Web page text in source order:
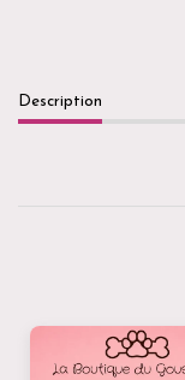
Description